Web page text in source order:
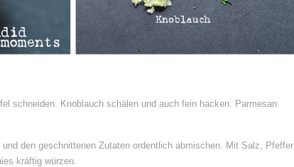
schneiden. Knoblauch schälen und auch fein hacken. Parmesan
den geschnittenen Zutaten ordentlich abmischen. Mit Salz, Pfeffer
kräftig würzen.